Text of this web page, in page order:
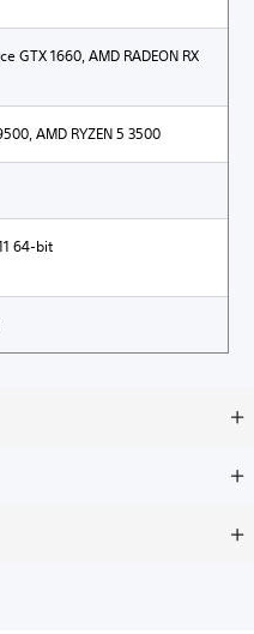
GTX 1660, AMD RADEON RX
AMD RYZEN 5 3500
64-bit